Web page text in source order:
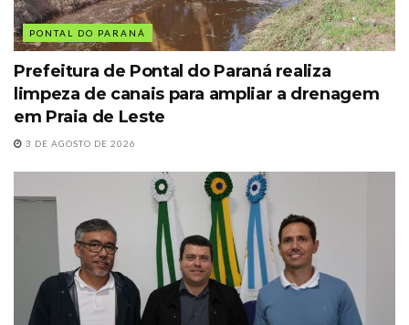
PONTAL DO PARANÁ
Prefeitura de Pontal do Paraná realiza
limpeza de canais para ampliar a drenagem
em Praia de Leste
3 DE AGOSTO DE 2026